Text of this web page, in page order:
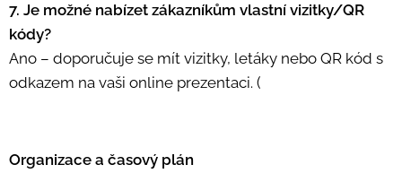
7. Je možné nabízet zákazníkům vlastní vizitky/QR
kódy?
Ano – doporučuje se mít vizitky, letáky nebo QR kód s
odkazem na vaši online prezentaci. (
Organizace a časový plán